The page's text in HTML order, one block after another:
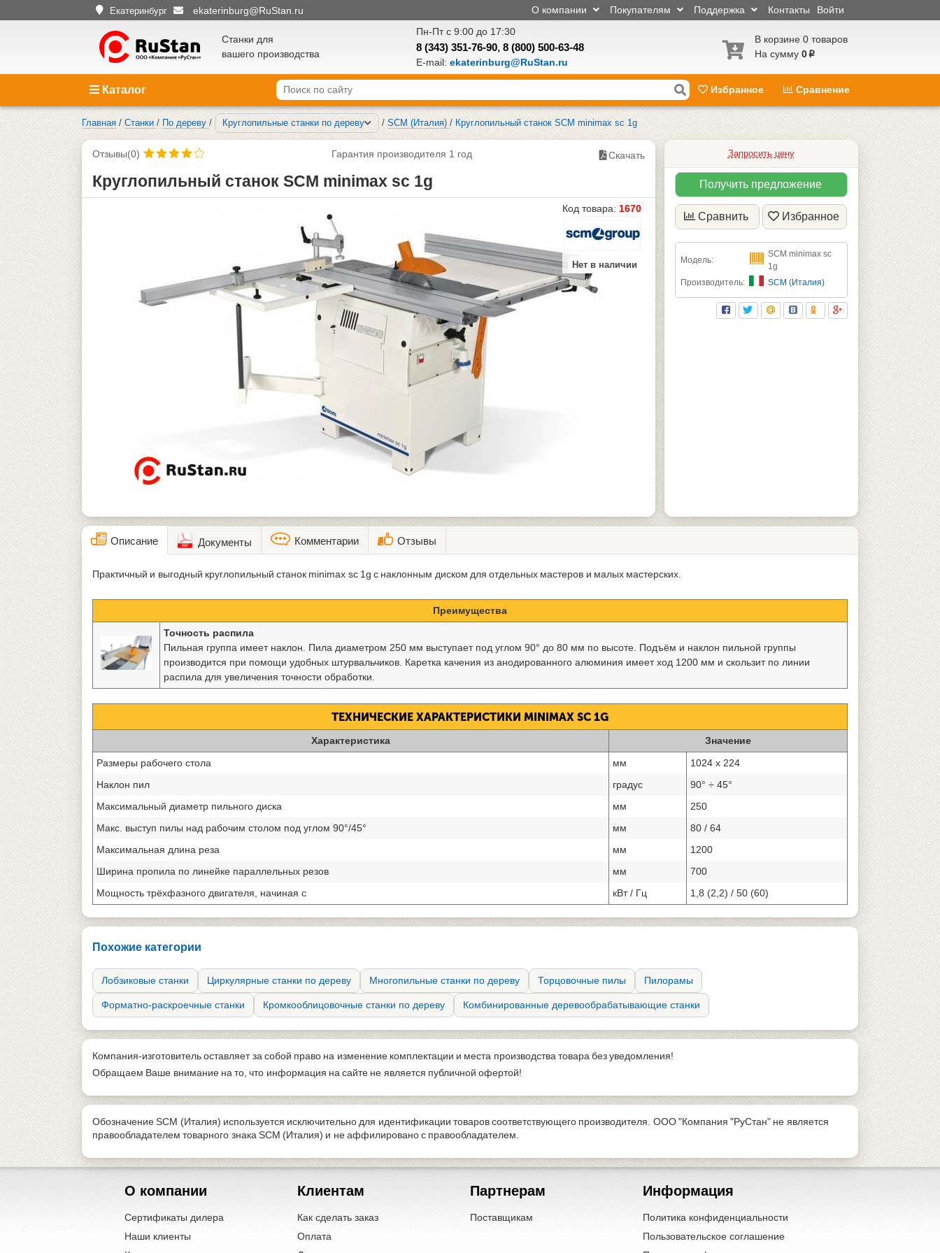
Екатеринбург ekaterinburg@RuStan.ru Войти
Контакты
Поддержка
Покупателям
О компании
Станки для
вашего производства
Пн-Пт с 9:00 до 17:30
8 (343) 351-76-90, 8 (800) 500-63-48
E-mail: ekaterinburg@RuStan.ru
В корзине 0 товаров
На сумму 0 p
Каталог Избранное Сравнение
Главная / Станки / По дереву / Круглопильные станки по дереву / SCM (Италия) / Круглопильный станок SCM minimax sc 1g
Отзывы(0) Гарантия производителя 1 год Скачать
Круглопильный станок SCM minimax sc 1g
Код товара: 1670
Нет в наличии
Запросить цену
Получить предложение
Сравнить Избранное
Модель:
SCM minimax sc
1g
Производитель:
SCM (Италия)
Описание Документы Комментарии Отзывы
Практичный и выгодный круглопильный станок minimax sc 1g с наклонным диском для отдельных мастеров и малых мастерских.
Преимущества
Точность распила
Пильная группа имеет наклон. Пила диаметром 250 мм выступает под углом 90° до 80 мм по высоте. Подъём и наклон пильной группы
производится при помощи удобных штурвальчиков. Каретка качения из анодированного алюминия имеет ход 1200 мм и скользит по линии
распила для увеличения точности обработки.
ТЕХНИЧЕСКИЕ ХАРАКТЕРИСТИКИ MINIMAX SC 1G
Характеристика
Значение
Размеры рабочего стола
мм
1024 x 224
Наклон пил
градус
90° ÷ 45°
Максимальный диаметр пильного диска
мм
250
Макс. выступ пилы над рабочим столом под углом 90°/45°
мм
80 / 64
Максимальная длина реза
мм
1200
Ширина пропила по линейке параллельных резов
мм
700
Мощность трёхфазного двигателя, начиная с
кВт / Гц 1,8 (2,2) / 50 (60)
Похожие категории
Лобзиковые станки Циркулярные станки по дереву Многопильные станки по дереву Торцовочные пилы Пилорамы
Форматно-раскроечные станки Кромкооблицовочные станки по дереву Комбинированные деревообрабатывающие станки
Компания-изготовитель оставляет за собой право на изменение комплектации и места производства товара без уведомления!
Обращаем Ваше внимание на то, что информация на сайте не является публичной офертой!
Обозначение SCM (Италия) используется исключительно для идентификации товаров соответствующего производителя. ООО "Компания "РуСтан" не является
правообладателем товарного знака SCM (Италия) и не аффилировано с правообладателем.
О компании
Сертификаты дилера
Наши клиенты
Клиентам
Как сделать заказ
Оплата
Партнерам
Поставщикам
Информация
Политика конфиденциальности
Пользовательское соглашение